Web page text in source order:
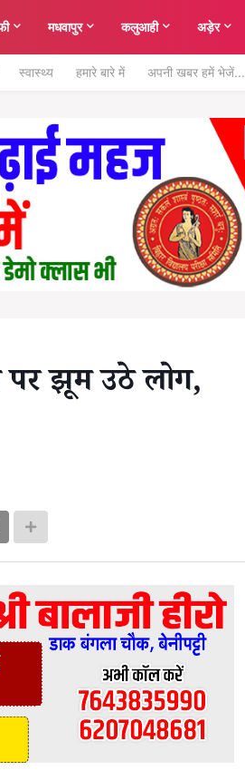
मधवापुर कलुआही अड़ेर
स्वास्थ्य हमारे बारे में अपनी खबर हमें भेजें...
पर झूम उठे लोग,